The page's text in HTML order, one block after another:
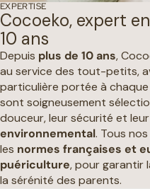
EXPERTISE
Cocoeko, expert
10 ans
Depuis plus de 10 ans,
au service des tout-petits,
particulière portée à
sont soigneusement
douceur, leur sécurité et leur
environnemental. Tous
les normes françaises et
puériculture, pour garantir
la sérénité des parents.